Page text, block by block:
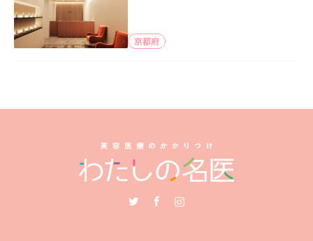
京都府